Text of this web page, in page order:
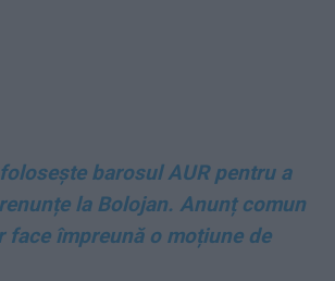
folosește barosul AUR pentru a
la Bolojan. Anunț comun
face împreună o moțiune de